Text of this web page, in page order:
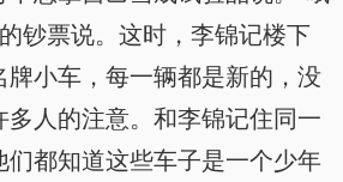
钞票说。这时，李锦记楼下
牌小车，每一辆都是新的，没
多人的注意。和李锦记住同一
们都知道这些车子是一个少年